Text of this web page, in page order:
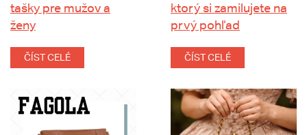
tašky pre mužov a
ženy
ČÍST CELÉ
ktorý si zamilujete na
prvý pohľad
ČÍST CELÉ